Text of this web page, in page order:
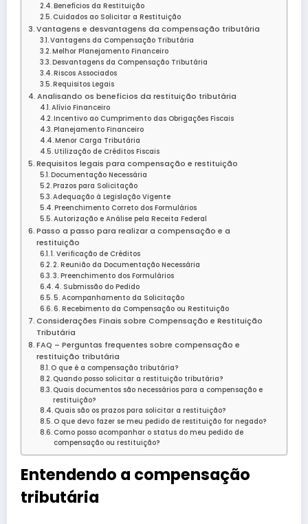
Benefícios da Restituição
Cuidados ao Solicitar a Restituição
Vantagens e desvantagens da compensação tributária
Vantagens da Compensação Tributária
Melhor Planejamento Financeiro
Desvantagens da Compensação Tributária
Riscos Associados
Requisitos Legais
Analisando os benefícios da restituição tributária
Alívio Financeiro
Incentivo ao Cumprimento das Obrigações Fiscais
Planejamento Financeiro
Menor Carga Tributária
Utilização de Créditos Fiscais
Requisitos legais para compensação e restituição
Documentação Necessária
Prazos para Solicitação
Adequação à Legislação Vigente
Preenchimento Correto dos Formulários
Autorização e Análise pela Receita Federal
Passo a passo para realizar a compensação e a
restituição
1. Verificação de Créditos
2. Reunião da Documentação Necessária
3. Preenchimento dos Formulários
4. Submissão do Pedido
5. Acompanhamento da Solicitação
6. Recebimento da Compensação ou Restituição
Considerações Finais sobre Compensação e Restituição
Tributária
FAQ – Perguntas frequentes sobre compensação e
restituição tributária
O que é a compensação tributária?
Quando posso solicitar a restituição tributária?
Quais documentos são necessários para a compensação e
restituição?
Quais são os prazos para solicitar a restituição?
O que devo fazer se meu pedido de restituição for negado?
Como posso acompanhar o status do meu pedido de
compensação ou restituição?
Entendendo a compensação
tributária